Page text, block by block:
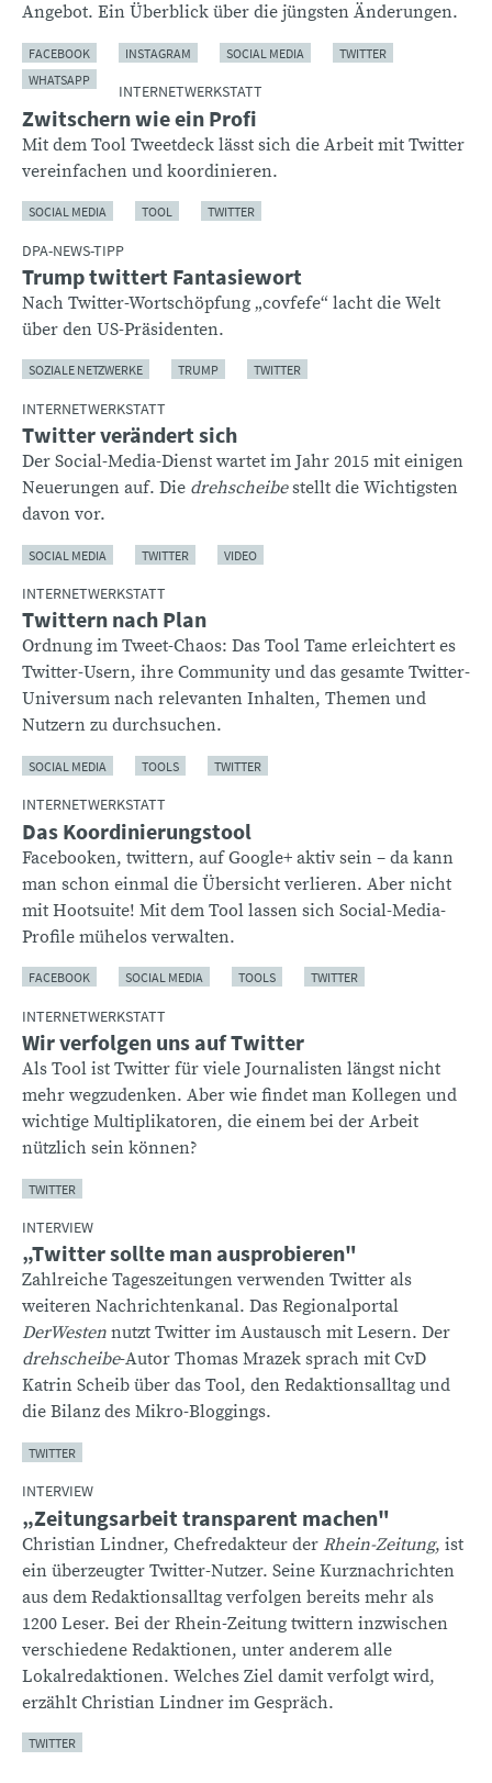
Angebot. Ein Überblick über die jüngsten Änderungen.
FACEBOOK INSTAGRAM SOCIAL MEDIA
TWITTER
WHATSAPP
INTERNETWERKSTATT
Zwitschern wie ein Profi
Mit dem Tool Tweetdeck lässt sich die Arbeit mit Twitter
vereinfachen und koordinieren.
SOCIAL MEDIA TOOL TWITTER
DPA-NEWS-TIPP
Trump twittert Fantasiewort
Nach Twitter-Wortschöpfung „covfefe“ lacht die Welt
über den US-Präsidenten.
SOZIALE NETZWERKE TRUMP TWITTER
INTERNETWERKSTATT
Twitter verändert sich
Der Social-Media-Dienst wartet im Jahr 2015 mit einigen
Neuerungen auf. Die drehscheibestellt die Wichtigsten
davon vor.
SOCIAL MEDIA TWITTER VIDEO
INTERNETWERKSTATT
Twittern nach Plan
Ordnung im Tweet-Chaos: Das Tool Tame erleichtert es
Twitter-Usern, ihre Community und das gesamte Twitter-
Universum nach relevanten Inhalten, Themen und
Nutzern zu durchsuchen.
SOCIAL MEDIA TOOLS TWITTER
INTERNETWERKSTATT
Das Koordinierungstool
Facebooken, twittern, auf Google+ aktiv sein – da kann
man schon einmal die Übersicht verlieren. Aber nicht
mit Hootsuite! Mit dem Tool lassen sich Social-Media-
Profile mühelos verwalten.
FACEBOOK SOCIAL MEDIA TOOLS TWITTER
INTERNETWERKSTATT
Wir verfolgen uns auf Twitter
Als Tool ist Twitter für viele Journalisten längst nicht
mehr wegzudenken. Aber wie findet man Kollegen und
wichtige Multiplikatoren, die einem bei der Arbeit
nützlich sein können?
TWITTER
INTERVIEW
„Twitter sollte man ausprobieren"
Zahlreiche Tageszeitungen verwenden Twitter als
weiteren Nachrichtenkanal. Das Regionalportal
DerWesten nutzt Twitter im Austausch mit Lesern. Der
drehscheibe-Autor Thomas Mrazek sprach mit CvD
Katrin Scheib über das Tool, den Redaktionsalltag und
die Bilanz des Mikro-Bloggings.
TWITTER
INTERVIEW
„Zeitungsarbeit transparent machen"
Christian Lindner, Chefredakteur der Rhein-Zeitung, ist
ein überzeugter Twitter-Nutzer. Seine Kurznachrichten
aus dem Redaktionsalltag verfolgen bereits mehr als
1200 Leser. Bei der Rhein-Zeitung twittern inzwischen
verschiedene Redaktionen, unter anderem alle
Lokalredaktionen. Welches Ziel damit verfolgt wird,
erzählt Christian Lindner im Gespräch.
TWITTER